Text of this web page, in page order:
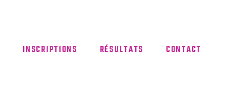
INSCRIPTIONS RÉSULTATS CONTACT